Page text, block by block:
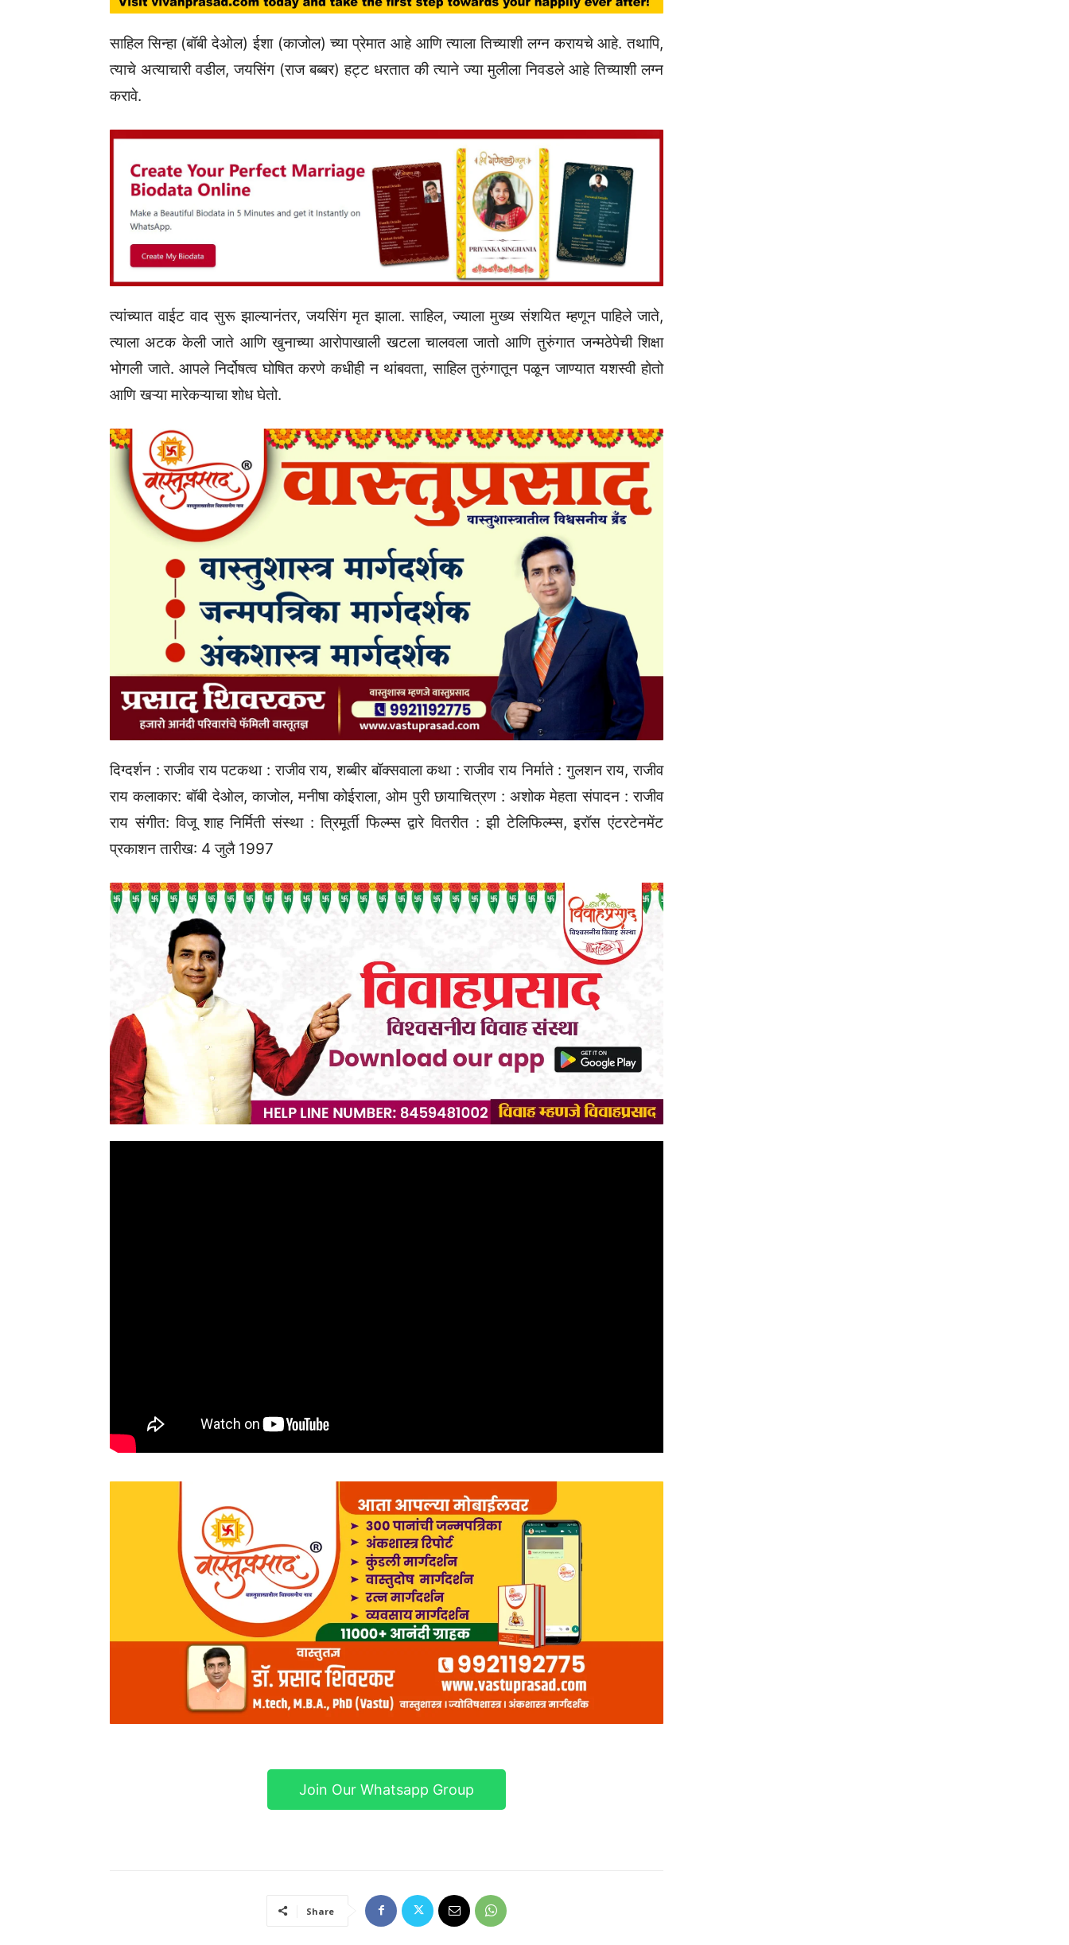
साहिल सिन्हा (बॉबी देओल) ईशा (काजोल) च्या प्रेमात आहे आणि त्याला तिच्याशी लग्न करायचे आहे. तथापि,
त्याचे अत्याचारी वडील, जयसिंग (राज बब्बर) हट्ट धरतात की त्याने ज्या मुलीला निवडले आहे तिच्याशी लग्न
करावे.
त्यांच्यात वाईट वाद सुरू झाल्यानंतर, जयसिंग मृत झाला. साहिल, ज्याला मुख्य संशयित म्हणून पाहिले जाते,
त्याला अटक केली जाते आणि खुनाच्या आरोपाखाली खटला चालवला जातो आणि तुरुंगात जन्मठेपेची शिक्षा
भोगली जाते. आपले निर्दोषत्व घोषित करणे कधीही न थांबवता, साहिल तुरुंगातून पळून जाण्यात यशस्वी होतो
आणि खऱ्या मारेकऱ्याचा शोध घेतो.
दिग्दर्शन : राजीव राय पटकथा : राजीव राय, शब्बीर बॉक्सवाला कथा : राजीव राय निर्माते : गुलशन राय, राजीव
राय कलाकार: बॉबी देओल, काजोल, मनीषा कोईराला, ओम पुरी छायाचित्रण : अशोक मेहता संपादन : राजीव
राय संगीत: विजू शाह निर्मिती संस्था : त्रिमूर्ती फिल्म्स द्वारे वितरीत : झी टेलिफिल्म्स, इरॉस एंटरटेनमेंट
प्रकाशन तारीख: 4 जुलै 1997
Join Our Whatsapp Group
Share